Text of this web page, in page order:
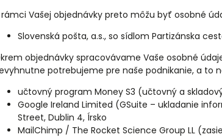
rámci Vašej objednávky preto môžu byť osobné
Slovenská pošta, a.s., so sídlom Partizánska
objednávky spracovávame Vaše osobné
potrebujeme pre naše podnikanie, a to
učtovný program Money S3 (učtovný a
Google Ireland Limited (GSuite – ukladanie
Street, Dublin 4, Írsko
MailChimp / The Rocket Science Group LL